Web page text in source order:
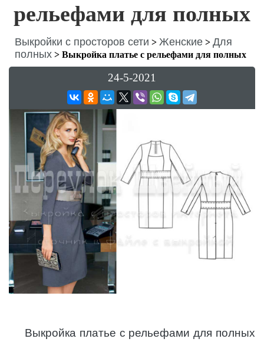
рельефами для полных
Выкройки с просторов сети > Женские > Для
полных > Выкройка платье с рельефами для полных
24-5-2021
Выкройка платье с рельефами для полных